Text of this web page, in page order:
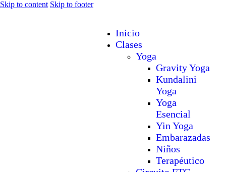
Skip to content Skip to footer
Inicio
Clases
Yoga
Gravity Yoga
Kundalini
Yoga
Yoga
Esencial
Yin Yoga
Embarazadas
Niños
Terapéutico